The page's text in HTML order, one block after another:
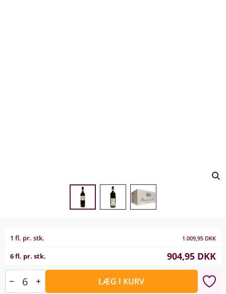
1 fl. pr. stk. 1.009,95 DKK
6 fl. pr. stk. 904,95 DKK
LÆG I KURV